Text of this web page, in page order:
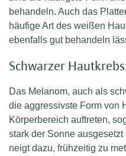
behandeln. Auch das
häufige Art des weißen
ebenfalls gut behandeln
Schwarzer
Das Melanom, auch als
die aggressivste Form von
Körperbereich auftreten,
stark der Sonne
neigt dazu, frühzeitig zu